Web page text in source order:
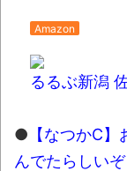
Amazon
るるぶ新潟 佐
● 【なつかC
んでたらしい